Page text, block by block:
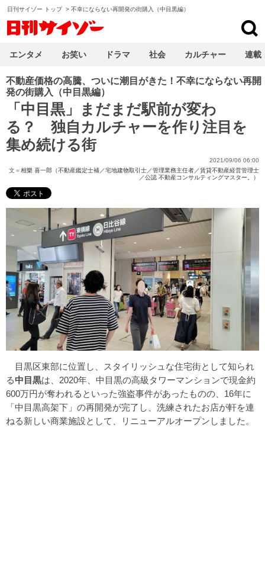
日刊サイゾー トップ > 不幸にならない再開発の街購入（中目黒編）
不動産価格の高騰、ついに潮目がきた！不幸にならない再開
発の街購入（中目黒編）
「中目黒」まだまだ駅前が変わ
る？ 独自カルチャーを作り注目を
集め続ける街
2021/09/06 06:00
文＝相樂 喜一郎（不動産鑑定士補／宅地建物取引士／管理業務主任者／賃貸不動産経営管理士
／公認 不動産コンサルティングマスター。）
目黒区東部に位置し、スタイリッシュな住宅街として知られ
る中目黒は、2020年、中目黒の高級タワーマンションで現金約
600万円が奪われるといった強盗事件があったものの、16年に
「中目黒高架下」の再開発が完了し、洗練されたお店が軒を連
ねる新しい商業施設として、リニューアルオープンしました。
エンタメ お笑い ドラマ 社会 カルチャー 連載